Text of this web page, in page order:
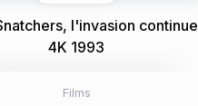
l'invasion continue
4K 1993
Films